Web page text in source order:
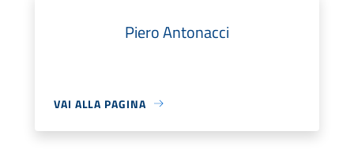
Piero Antonacci
VAI ALLA PAGINA